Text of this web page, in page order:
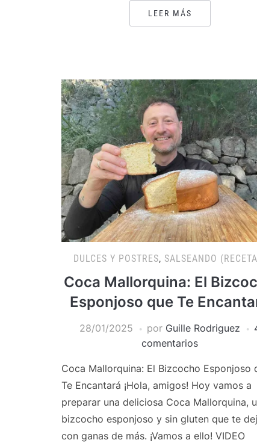
LEER MÁS
DULCES Y POSTRES, SALSEANDO
Coca Mallorquina: El
Esponjoso que Te
28/01/2025 por Guille Rodriguez
comentarios
Coca Mallorquina: El Bizcocho Esponjoso
Te Encantará ¡Hola, amigos! Hoy vamos a
preparar una deliciosa Coca Mallorquina,
bizcocho esponjoso y sin gluten que te
con ganas de más. ¡Vamos a ello! VIDEO